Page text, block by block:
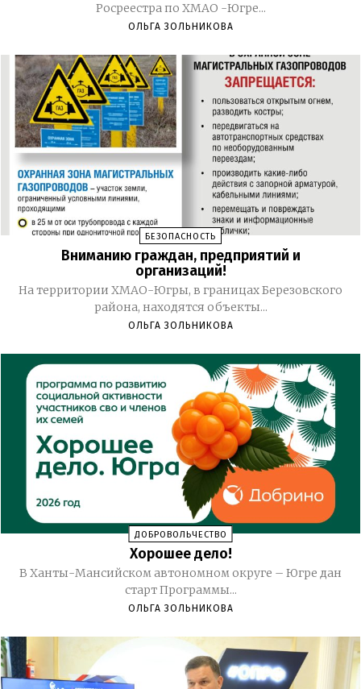
Росреестра по ХМАО -Югре...
ОЛЬГА ЗОЛЬНИКОВА
БЕЗОПАСНОСТЬ
Вниманию граждан, предприятий и
организаций!
На территории ХМАО-Югры, в границах Березовского
района, находятся объекты...
ОЛЬГА ЗОЛЬНИКОВА
ДОБРОВОЛЬЧЕСТВО
Хорошее дело!
В Ханты-Мансийском автономном округе – Югре дан
старт Программы...
ОЛЬГА ЗОЛЬНИКОВА